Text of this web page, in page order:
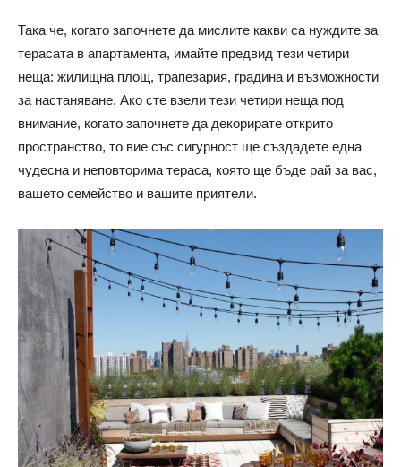
Така че, когато започнете да мислите какви са нуждите за
терасата в апартамента, имайте предвид тези четири
неща: жилищна площ, трапезария, градина и възможности
за настаняване. Ако сте взели тези четири неща под
внимание, когато започнете да декорирате открито
пространство, то вие със сигурност ще създадете една
чудесна и неповторима тераса, която ще бъде рай за вас,
вашето семейство и вашите приятели.